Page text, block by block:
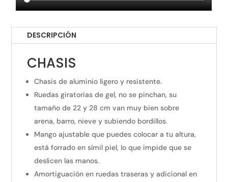
DESCRIPCIÓN
CHASIS
Chasis de aluminio ligero y resistente.
Ruedas giratorias de gel, no se pinchan, su
tamaño de 22 y 28 cm van muy bien sobre
arena, barro, nieve y subiendo bordillos.
Mango ajustable que puedes colocar a tu altura,
está forrado en símil piel, lo que impide que se
deslicen las manos.
Amortiguación en ruedas traseras y adicional en